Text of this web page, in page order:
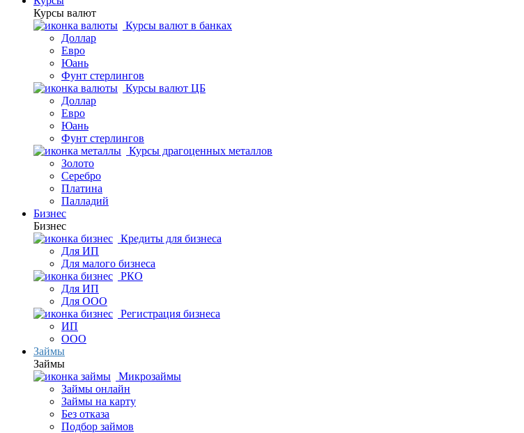
Курсы валют
Курсы валют в банках
Доллар
Евро
Юань
Фунт стерлингов
Курсы валют ЦБ
Доллар
Евро
Юань
Фунт стерлингов
Курсы драгоценных металлов
Золото
Серебро
Платина
Палладий
Бизнес
Бизнес
Кредиты для бизнеса
Для ИП
Для малого бизнеса
РКО
Для ИП
Для ООО
Регистрация бизнеса
ИП
ООО
Займы
Займы
Микрозаймы
Займы онлайн
Займы на карту
Без отказа
Подбор займов